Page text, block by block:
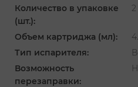
Количество в упаковке
(шт.):
2
Объем картриджа (мл):
Тип испарителя:
Возможность
перезаправки: